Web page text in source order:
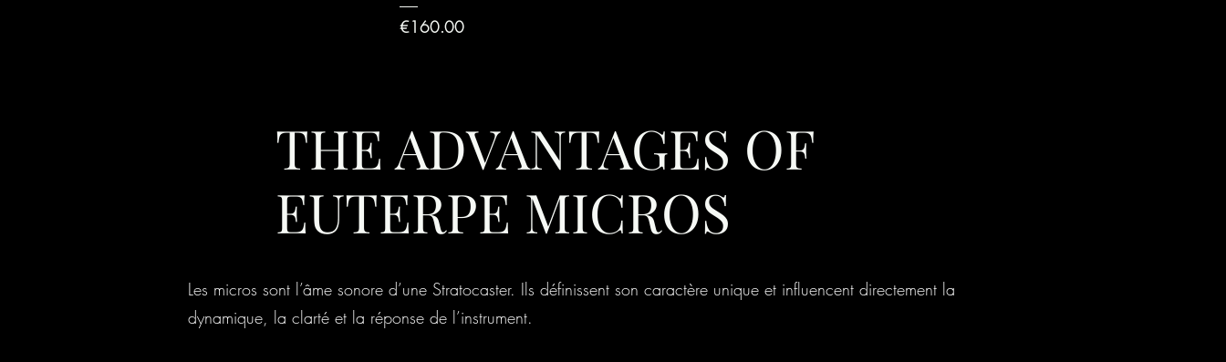
Price
€160.00
THE ADVANTAGES OF
EUTERPE MICROS
Les micros sont l’âme sonore d’une Stratocaster. Ils définissent son caractère unique et influencent directement la
dynamique, la clarté et la réponse de l’instrument.